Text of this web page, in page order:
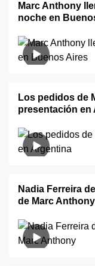
Marc Anthony
noche en
Los pedidos de
presentación en
Nadia Ferreira
de Marc Anthony